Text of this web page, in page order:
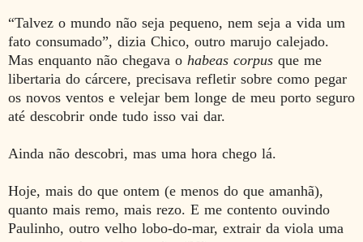
“Talvez o mundo não seja pequeno, nem seja a vida um
fato consumado”, dizia Chico, outro marujo calejado.
Mas enquanto não chegava o habeas corpus que me
libertaria do cárcere, precisava refletir sobre como pegar
os novos ventos e velejar bem longe de meu porto seguro
até descobrir onde tudo isso vai dar.
Ainda não descobri, mas uma hora chego lá.
Hoje, mais do que ontem (e menos do que amanhã),
quanto mais remo, mais rezo. E me contento ouvindo
Paulinho, outro velho lobo-do-mar, extrair da viola uma